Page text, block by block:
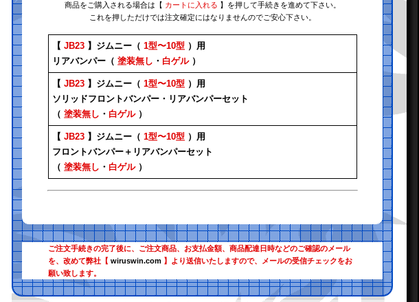
商品をご購入される場合は【 カートに入れる 】を押して手続きを進めて下さい。
これを押しただけでは注文確定にはなりませんのでご安心下さい。
【 JB23】ジムニー（ 1型〜10型 ）用
リアバンパー（ 塗装無し ・ 白ゲル）
【 JB23】ジムニー（ 1型〜10型 ）用
ソリッドフロントバンパー・リアバンパーセット
（ 塗装無し ・ 白ゲル）
【 JB23】ジムニー（ 1型〜10型 ）用
フロントバンパー＋リアバンパーセット
（ 塗装無し ・ 白ゲル）
ご注文手続きの完了後に、ご注文商品、お支払金額、商品配達日時などのご確認のメール
を、改めて弊社【 wiruswin.com】より送信いたしますので、メールの受信チェックをお
願い致します。